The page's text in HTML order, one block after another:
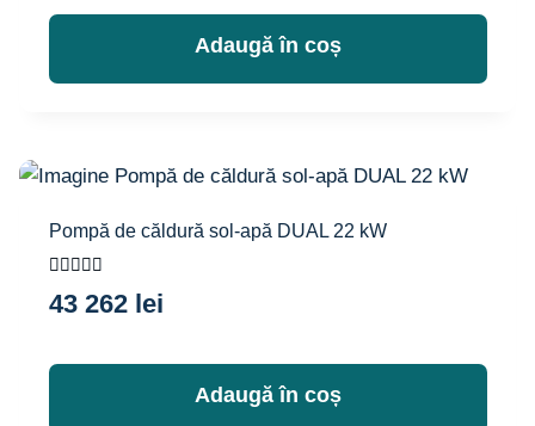
Adaugă în coș
Pompă de căldură sol-apă DUAL 22 kW
Evaluat la
5.00
43 262 lei
Adaugă în coș